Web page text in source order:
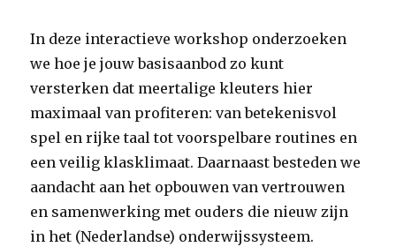
In deze interactieve workshop onderzoeken
we hoe je jouw basisaanbod zo kunt
versterken dat meertalige kleuters hier
maximaal van profiteren: van betekenisvol
spel en rijke taal tot voorspelbare routines en
een veilig klasklimaat. Daarnaast besteden we
aandacht aan het opbouwen van vertrouwen
en samenwerking met ouders die nieuw zijn
in het (Nederlandse) onderwijssysteem.